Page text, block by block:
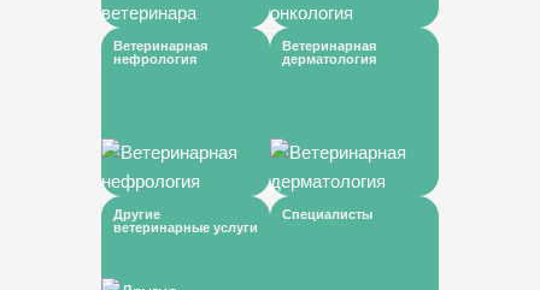
Ветеринарная
нефрология
Ветеринарная
дерматология
Другие
ветеринарные услуги
Специалисты